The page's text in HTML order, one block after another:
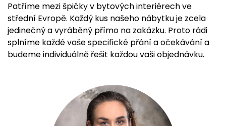
Patříme mezi špičky v bytových interiérech ve
střední Evropě. Každý kus našeho nábytku je zcela
jedinečný a vyráběný přímo na zakázku. Proto rádi
splníme každé vaše specifické přání a očekávání a
budeme individuálně řešit každou vaši objednávku.